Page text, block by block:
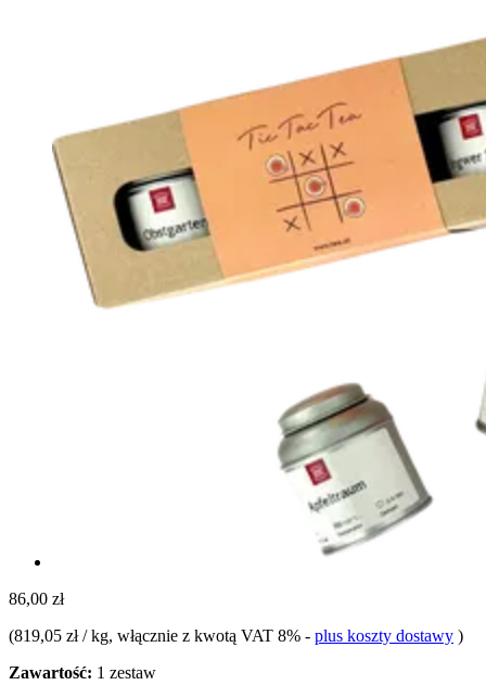
86,00 zł
(819,05 zł / kg, włącznie z kwotą VAT 8% - plus koszty dostawy )
Zawartość: 1 zestaw